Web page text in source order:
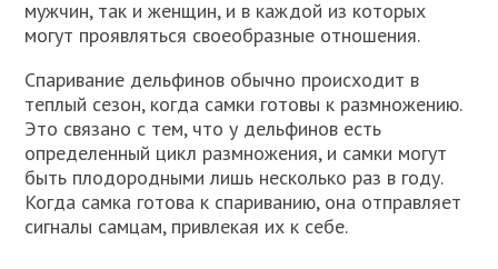
мужчин, так и женщин, и в каждой из которых
могут проявляться своеобразные отношения.
Спаривание дельфинов обычно происходит в
теплый сезон, когда самки готовы к размножению.
Это связано с тем, что у дельфинов есть
определенный цикл размножения, и самки могут
быть плодородными лишь несколько раз в году.
Когда самка готова к спариванию, она отправляет
сигналы самцам, привлекая их к себе.